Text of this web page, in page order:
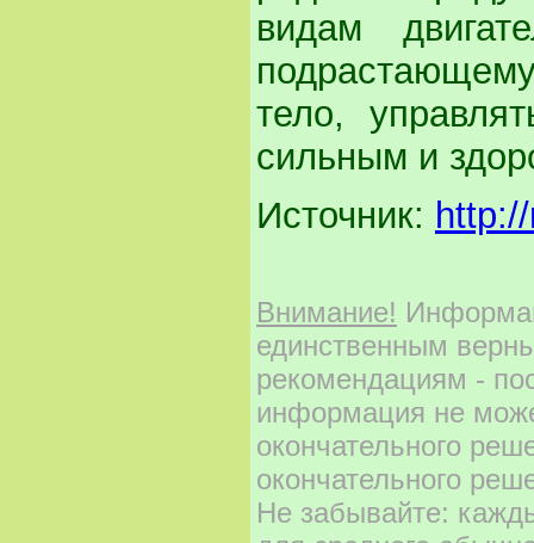
видам
тело,
сильным и
Источник:
Внимание!
единственным
рекомендациям -
информация не
окончательного
окончательного
Не забывайте: